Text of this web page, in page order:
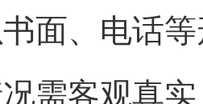
面、电话
需客观真